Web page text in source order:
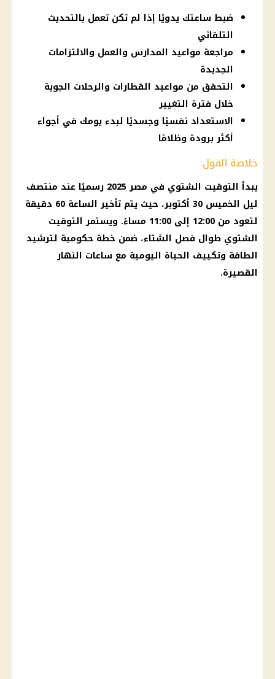
ضبط ساعتك يدويًا إذا لم تكن تعمل بالتحديث
التلقائي
مراجعة مواعيد المدارس والعمل والالتزامات
الجديدة
التحقق من مواعيد القطارات والرحلات الجوية
خلال فترة التغيير
الاستعداد نفسيًا وجسديًا لبدء يومك في أجواء
أكثر برودة وظلامًا
خلاصة القول:
يبدأ التوقيت الشتوي في مصر 2025
رسميًا عند منتصف
ليل الخميس 30 أكتوبر، حيث يتم
تأخير الساعة 60 دقيقة
لتعود من 12:00 إلى 11:00 مساءً. ويستمر التوقيت
الشتوي طوال فصل الشتاء، ضمن خطة حكومية لترشيد
الطاقة وتكييف الحياة اليومية مع ساعات النهار
القصيرة.